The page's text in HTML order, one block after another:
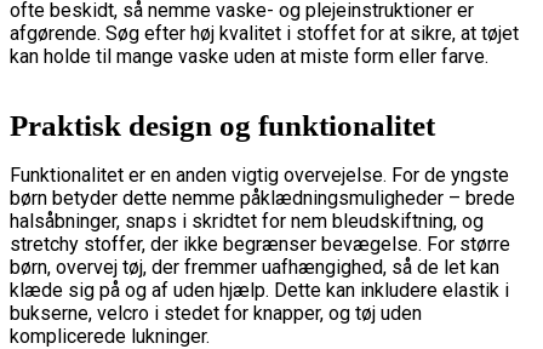
ofte beskidt, så nemme vaske- og plejeinstruktioner er
afgørende. Søg efter høj kvalitet i stoffet for at sikre, at tøjet
kan holde til mange vaske uden at miste form eller farve.
Praktisk design og funktionalitet
Funktionalitet er en anden vigtig overvejelse. For de yngste
børn betyder dette nemme påklædningsmuligheder – brede
halsåbninger, snaps i skridtet for nem bleudskiftning, og
stretchy stoffer, der ikke begrænser bevægelse. For større
børn, overvej tøj, der fremmer uafhængighed, så de let kan
klæde sig på og af uden hjælp. Dette kan inkludere elastik i
bukserne, velcro i stedet for knapper, og tøj uden
komplicerede lukninger.